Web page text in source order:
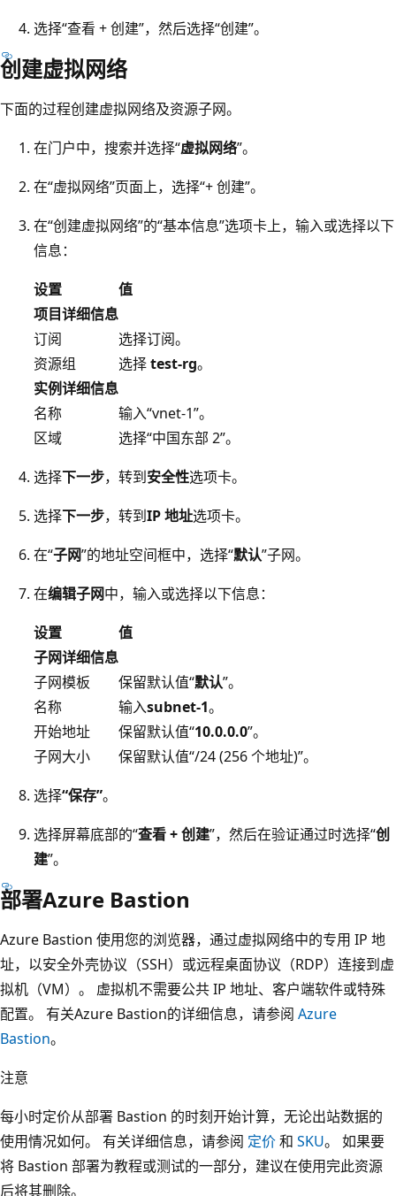
选择“查看 + 创建”，然后选择“创建”。
创建虚拟网络
下面的过程创建虚拟网络及资源子网。
在门户中，搜索并选择“虚拟网络”。
在“虚拟网络”页面上，选择“+ 创建”。
在“创建虚拟网络”的“基本信息”选项卡上，输入或选择以下
信息：
设置
值
项目详细信息
订阅
选择订阅。
资源组
选择test-rg。
实例详细信息
名称
输入“vnet-1”。
区域
选择“中国东部 2”。
选择下一步，转到安全性选项卡。
选择下一步，转到IP 地址选项卡。
在“子网”的地址空间框中，选择“默认”子网。
在编辑子网中，输入或选择以下信息：
设置
值
子网详细信息
子网模板
保留默认值“默认”。
名称
输入subnet-1。
开始地址
保留默认值“10.0.0.0”。
子网大小
保留默认值“/24 (256 个地址)”。
选择“保存”。
选择屏幕底部的“查看 + 创建”，然后在验证通过时选择“创
建”。
部署Azure Bastion
Azure Bastion 使用您的浏览器，通过虚拟网络中的专用 IP 地
址，以安全外壳协议（SSH）或远程桌面协议（RDP）连接到虚
拟机（VM）。 虚拟机不需要公共 IP 地址、客户端软件或特殊
配置。 有关Azure Bastion的详细信息，请参阅 Azure
Bastion。
注意
每小时定价从部署 Bastion 的时刻开始计算，无论出站数据的
使用情况如何。 有关详细信息，请参阅 定价和 SKU。 如果要
将 Bastion 部署为教程或测试的一部分，建议在使用完此资源
后将其删除。